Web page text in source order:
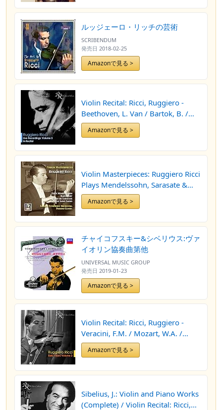
ルッジェーロ・リッチの芸術
SCRIBENDUM
発売日 2018-02-25
Amazonで見る >
Violin Recital: Ricci, Ruggiero -
Beethoven, L. Van / Bartok, B. /
Paganini, N.
Amazonで見る >
Violin Masterpieces: Ruggiero Ricci
Plays Mendelssohn, Sarasate &
Saint-Saëns (Remastered 2015)
Amazonで見る >
チャイコフスキー&シベリウス:ヴァ
イオリン協奏曲第他
UNIVERSAL MUSIC GROUP
発売日 2019-01-23
Amazonで見る >
Violin Recital: Ricci, Ruggiero -
Veracini, F.M. / Mozart, W.A. /
Hindemith, P. / Kreisler, F. /
Beethoven, L. Van
Amazonで見る >
Sibelius, J.: Violin and Piano Works
(Complete) / Violin Recital: Ricci,